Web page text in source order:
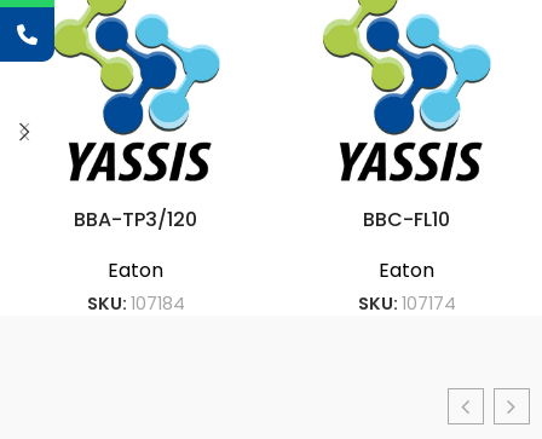
BBA-TP3/120
Eaton
SKU: 107184
BBC-FL10
Eaton
SKU: 107174